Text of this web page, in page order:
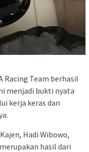
Racing Team berhasil
menjadi bukti nyata
kerja keras dan
Hadi Wibowo,
hasil dari